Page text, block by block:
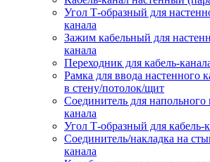
Угол Т-образный для
канала
Зажим кабельный для
канала
Переходник для кабель-
Рамка для ввода настенного
в стену/потолок/щит
Соединитель для напольного
канала
Угол Т-образный для кабель-
Соединитель/накладка на
канала